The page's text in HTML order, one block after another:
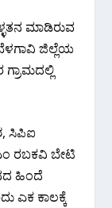
ಮಾಡಿರುವ
ಜಿಲ್ಲೆಯ
ಸಿಪಿಐ
ರಬಕವಿ ಬೇಟಿ
ಹಿಂದೆ
ಎಕ ಕಾಲಕ್ಕೆ